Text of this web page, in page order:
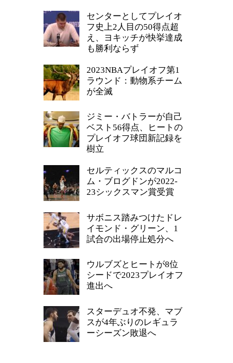
センターとしてプレイオ
フ史上2人目の50得点超
え、ヨキッチが快挙達成
も勝利ならず
2023NBAプレイオフ第1
ラウンド：動物系チーム
が全滅
ジミー・バトラーが自己
ベスト56得点、ヒートの
プレイオフ球団新記録を
樹立
セルティックスのマルコ
ム・ブログドンが2022-
23シックスマン賞受賞
サボニス踏みつけたドレ
イモンド・グリーン、1
試合の出場停止処分へ
ウルブズとヒートが8位
シードで2023プレイオフ
進出へ
スターデュオ不発、マブ
スが4年ぶりのレギュラ
ーシーズン敗退へ